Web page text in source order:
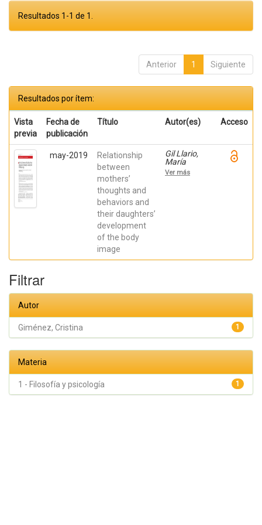
Resultados 1-1 de 1.
Anterior 1 Siguiente
Resultados por ítem:
Vista
previa
Fecha de
publicación
Título Autor(es) Acceso
may-2019
Relationship
between
mothers’
thoughts and
behaviors and
their daughters’
development
of the body
image
Gil Llario,
María
Dolores;
Muñoz,
Ver más
Filtrar
Autor
1
Giménez, Cristina
Materia
1
1 - Filosofía y psicología